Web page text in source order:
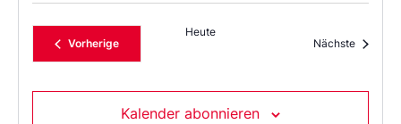
VorherigeVeranstaltungen
Heute
Nächste
Kalender abonnieren